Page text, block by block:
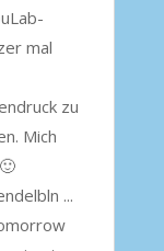
mal
zu
Mich
...